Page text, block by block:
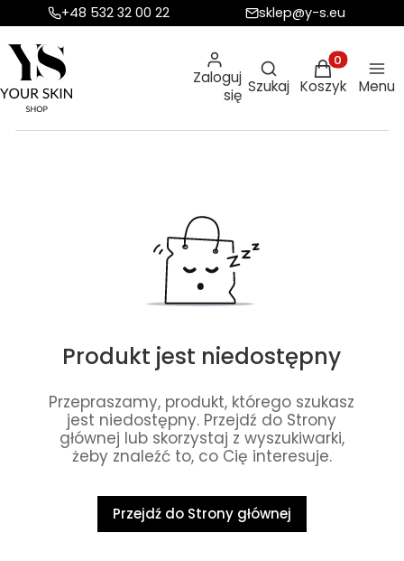
+48 532 32 00 22 sklep@y-s.eu
Zaloguj
się
Otwórz
Szukaj
Produkty w
Koszyk Menu
Produkt jest niedostępny
Przepraszamy, produkt, którego szukasz
jest niedostępny. Przejdź do Strony
głównej lub skorzystaj z wyszukiwarki,
żeby znaleźć to, co Cię interesuje.
Przejdź do Strony głównej